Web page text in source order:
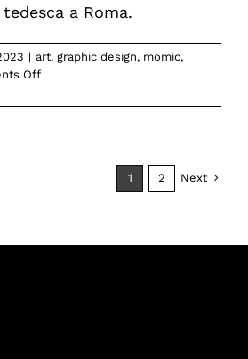
Momic.a Roma.
| art, graphic design, momic,
Offon
all’Ambasciata
1 2 Next